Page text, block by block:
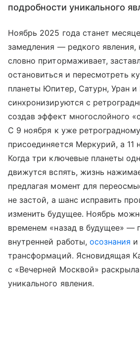
подробности уникального
Ноябрь 2025 года станет
замедления — редкого явления,
словно притормаживает,
остановиться и пересмотреть
планеты Юпитер, Сатурн, Уран и
синхронизируются с
создав эффект многослойного
С 9 ноября к уже
присоединяется Меркурий, а
Когда три ключевые планеты
движутся вспять, жизнь
предлагая момент для
не застой, а шанс исправить
изменить будущее. Ноябрь
временем «назад в будущее» —
внутренней работы, осознания и
трансформаций. Ясновидящая
с «Вечерней Москвой»
уникального явления.